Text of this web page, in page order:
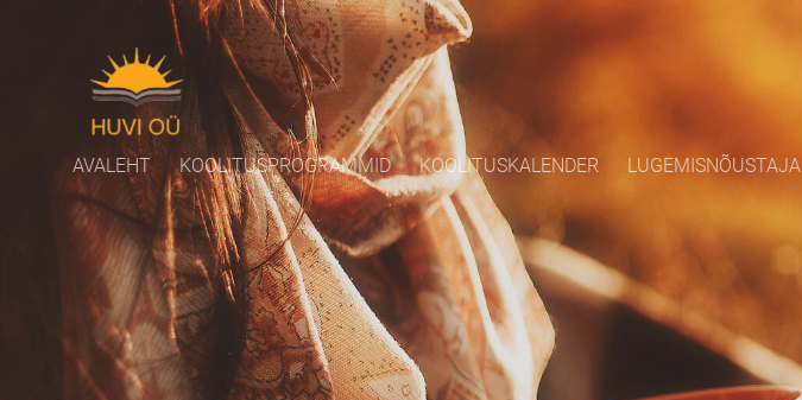
AVALEHT KOOLITUSPROGRAMMID KOOLITUSKALENDER LUGEMISNÕUSTAJA